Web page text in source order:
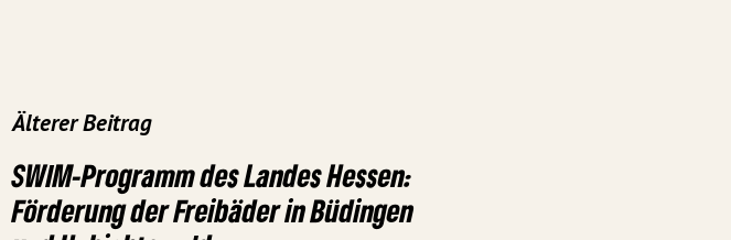
Älterer Beitrag
SWIM-Programm des Landes Hessen:
Förderung der Freibäder in Büdingen